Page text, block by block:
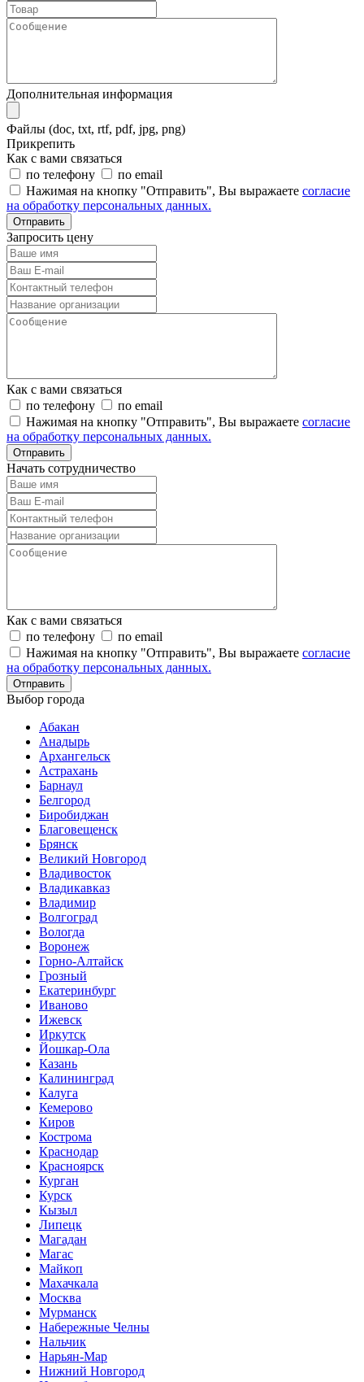
Дополнительная информация
Файлы (doc, txt, rtf, pdf, jpg, png)
Прикрепить
Как с вами связаться
по телефону
по email
Нажимая на кнопку "Отправить", Вы выражаете согласие
на обработку персональных данных.
Отправить
Запросить цену
Как с вами связаться
по телефону
по email
Нажимая на кнопку "Отправить", Вы выражаете согласие
на обработку персональных данных.
Отправить
Начать сотрудничество
Как с вами связаться
по телефону
по email
Нажимая на кнопку "Отправить", Вы выражаете согласие
на обработку персональных данных.
Отправить
Выбор города
Абакан
Анадырь
Архангельск
Астрахань
Барнаул
Белгород
Биробиджан
Благовещенск
Брянск
Великий Новгород
Владивосток
Владикавказ
Владимир
Волгоград
Вологда
Воронеж
Горно-Алтайск
Грозный
Екатеринбург
Иваново
Ижевск
Иркутск
Йошкар-Ола
Казань
Калининград
Калуга
Кемерово
Киров
Кострома
Краснодар
Красноярск
Курган
Курск
Кызыл
Липецк
Магадан
Магас
Майкоп
Махачкала
Москва
Мурманск
Набережные Челны
Нальчик
Нарьян-Мар
Нижний Новгород